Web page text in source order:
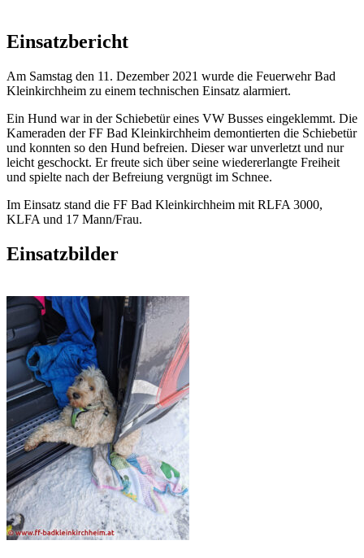
Einsatzbericht
Am Samstag den 11. Dezember 2021 wurde die Feuerwehr Bad
Kleinkirchheim zu einem technischen Einsatz alarmiert.
Ein Hund war in der Schiebetür eines VW Busses eingeklemmt. Die
Kameraden der FF Bad Kleinkirchheim demontierten die Schiebetür
und konnten so den Hund befreien. Dieser war unverletzt und nur
leicht geschockt. Er freute sich über seine wiedererlangte Freiheit
und spielte nach der Befreiung vergnügt im Schnee.
Im Einsatz stand die FF Bad Kleinkirchheim mit RLFA 3000,
KLFA und 17 Mann/Frau.
Einsatzbilder